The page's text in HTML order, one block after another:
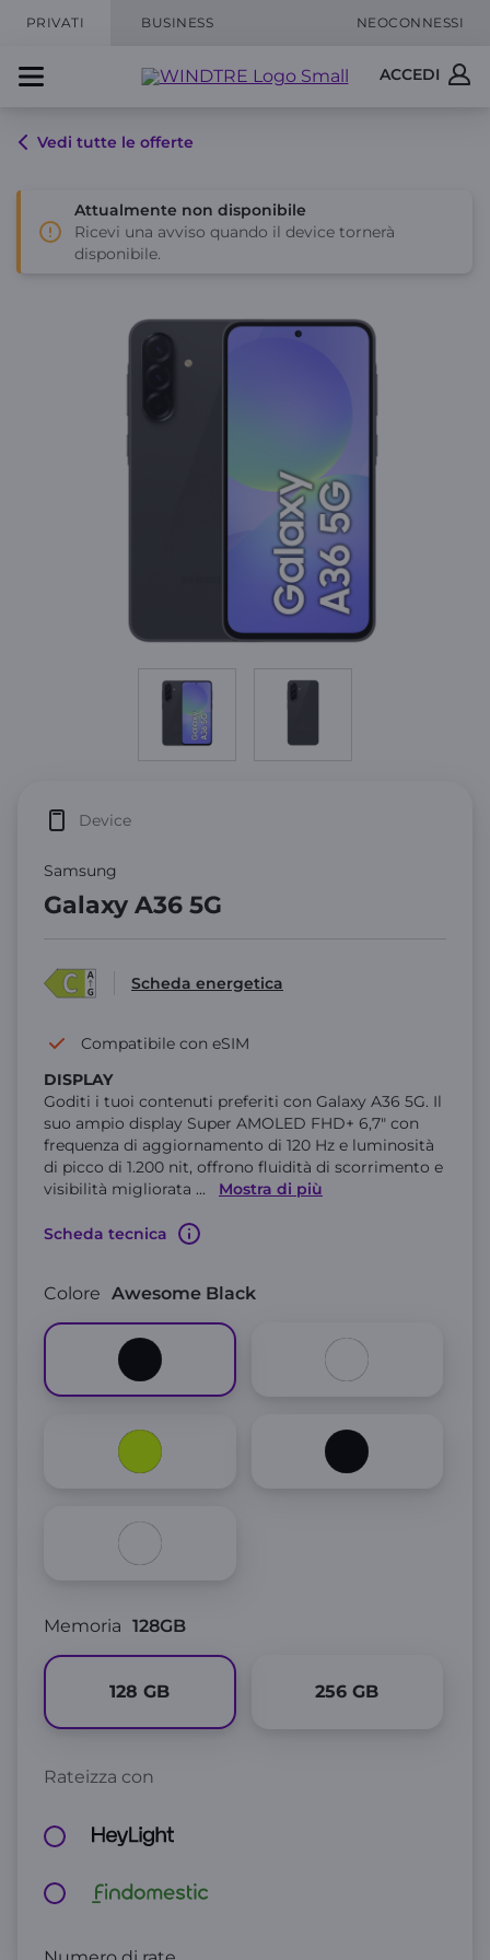
PRIVATI BUSINESS NEOCONNESSI
ACCEDI
Vedi tutte le offerte
Attualmente non disponibile
Ricevi una avviso quando il device tornerà
disponibile.
Samsung
Galaxy A36 5G
Device
Scheda energetica
Compatibile con eSIM
DISPLAY
Goditi i tuoi contenuti preferiti con Galaxy A36 5G. Il
suo ampio display Super AMOLED FHD+ 6,7" con
frequenza di aggiornamento di 120 Hz e luminosità
di picco di 1.200 nit, offrono fluidità di scorrimento e
visibilità migliorata ... Mostra di più
Scheda tecnica
Memoria 128GB
128 GB 256 GB
Colore Awesome Black
Rateizza con